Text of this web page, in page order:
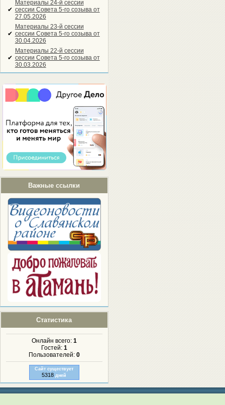
✔
Материалы 24-й сессии
сессии Совета 5-го созыва от
27.05.2026
✔
Материалы 23-й сессии
сессии Совета 5-го созыва от
30.04.2026
✔
Материалы 22-й сессии
сессии Совета 5-го созыва от
30.03.2026
Важные ссылки
Статистика
Онлайн всего: 1
Гостей: 1
Пользователей: 0
Сайт существует
5318 дней